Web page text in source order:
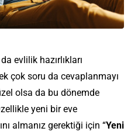
evlilik hazırlıkları
çok soru da cevaplanmayı
olsa da bu dönemde
yeni bir eve
almanız gerektiği için “Yeni